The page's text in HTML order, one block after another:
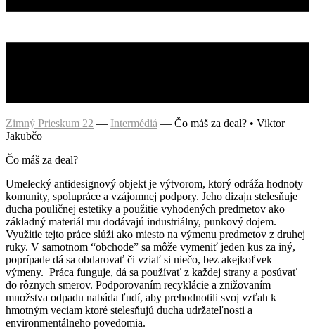
Zimný Prieskum 22 — Intermédiá — Čo máš za deal? • Viktor
Jakubčo
Čo máš za deal?
Umelecký antidesignový objekt je výtvorom, ktorý odráža hodnoty
komunity, spolupráce a vzájomnej podpory. Jeho dizajn stelesňuje
ducha pouličnej estetiky a použitie vyhodených predmetov ako
základný materiál mu dodávajú industriálny, punkový dojem.
Využitie tejto práce slúži ako miesto na výmenu predmetov z druhej
ruky. V samotnom “obchode” sa môže vymeniť jeden kus za iný,
poprípade dá sa obdarovať či vziať si niečo, bez akejkoľvek
výmeny. Práca funguje, dá sa používať z každej strany a posúvať
do rôznych smerov. Podporovaním recyklácie a znižovaním
množstva odpadu nabáda ľudí, aby prehodnotili svoj vzťah k
hmotným veciam ktoré stelesňujú ducha udržateľnosti a
environmentálneho povedomia.